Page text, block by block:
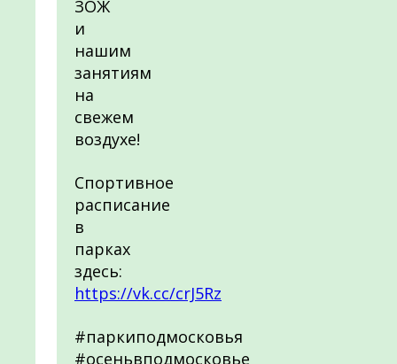
ЗОЖ
и
нашим
занятиям
на
свежем
воздухе!
Спортивное
расписание
в
парках
здесь:
https://vk.cc/crJ5Rz
#паркиподмосковья
#осеньвподмосковье